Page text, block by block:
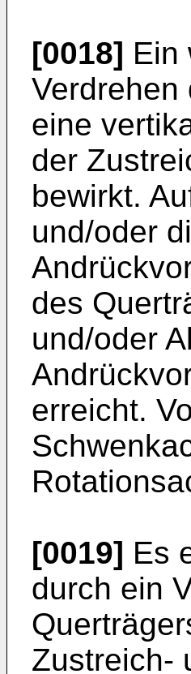
[0018] Ein
Verdrehen
eine
der
bewirkt.
und/oder
des
und/oder
erreicht.
[0019] Es
durch ein
Zustreich-